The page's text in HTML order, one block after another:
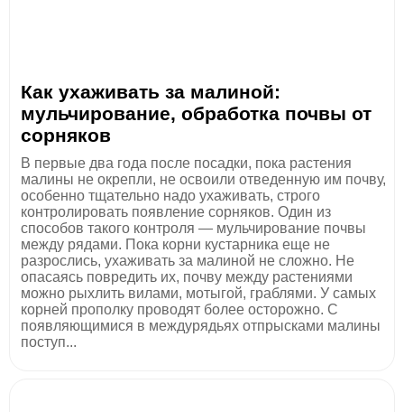
Как ухаживать за малиной:
мульчирование, обработка почвы от
сорняков
В первые два года после посадки, пока растения
малины не окрепли, не освоили отведенную им почву,
особенно тщательно надо ухаживать, строго
контролировать появление сорняков. Один из
способов такого контроля — мульчирование почвы
между рядами. Пока корни кустарника еще не
разрослись, ухаживать за малиной не сложно. Не
опасаясь повредить их, почву между растениями
можно рыхлить вилами, мотыгой, граблями. У самых
корней прополку проводят более осторожно. С
появляющимися в междурядьях отпрысками малины
поступ...